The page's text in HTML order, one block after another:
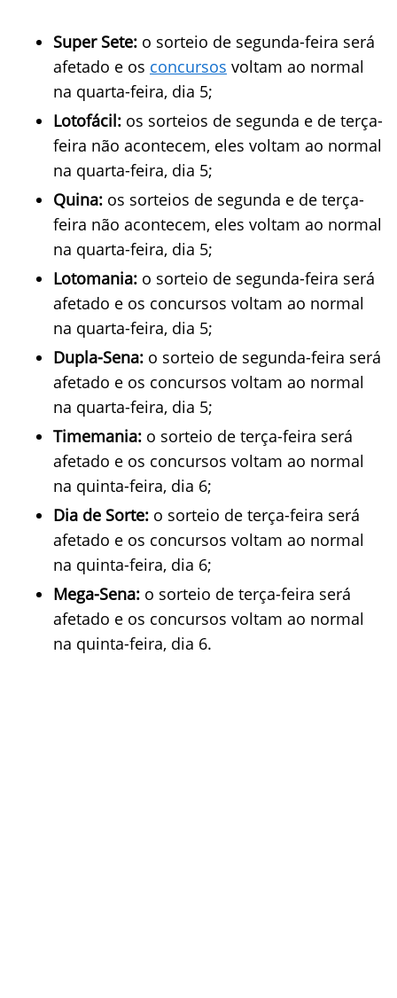
Super Sete: o sorteio de segunda-feira será
afetado e os concursos voltam ao normal
na quarta-feira, dia 5;
Lotofácil: os sorteios de segunda e de terça-
feira não acontecem, eles voltam ao normal
na quarta-feira, dia 5;
Quina: os sorteios de segunda e de terça-
feira não acontecem, eles voltam ao normal
na quarta-feira, dia 5;
Lotomania: o sorteio de segunda-feira será
afetado e os concursos voltam ao normal
na quarta-feira, dia 5;
Dupla-Sena: o sorteio de segunda-feira será
afetado e os concursos voltam ao normal
na quarta-feira, dia 5;
Timemania: o sorteio de terça-feira será
afetado e os concursos voltam ao normal
na quinta-feira, dia 6;
Dia de Sorte: o sorteio de terça-feira será
afetado e os concursos voltam ao normal
na quinta-feira, dia 6;
Mega-Sena: o sorteio de terça-feira será
afetado e os concursos voltam ao normal
na quinta-feira, dia 6.